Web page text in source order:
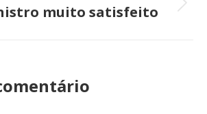
Próximo
muito satisfeito